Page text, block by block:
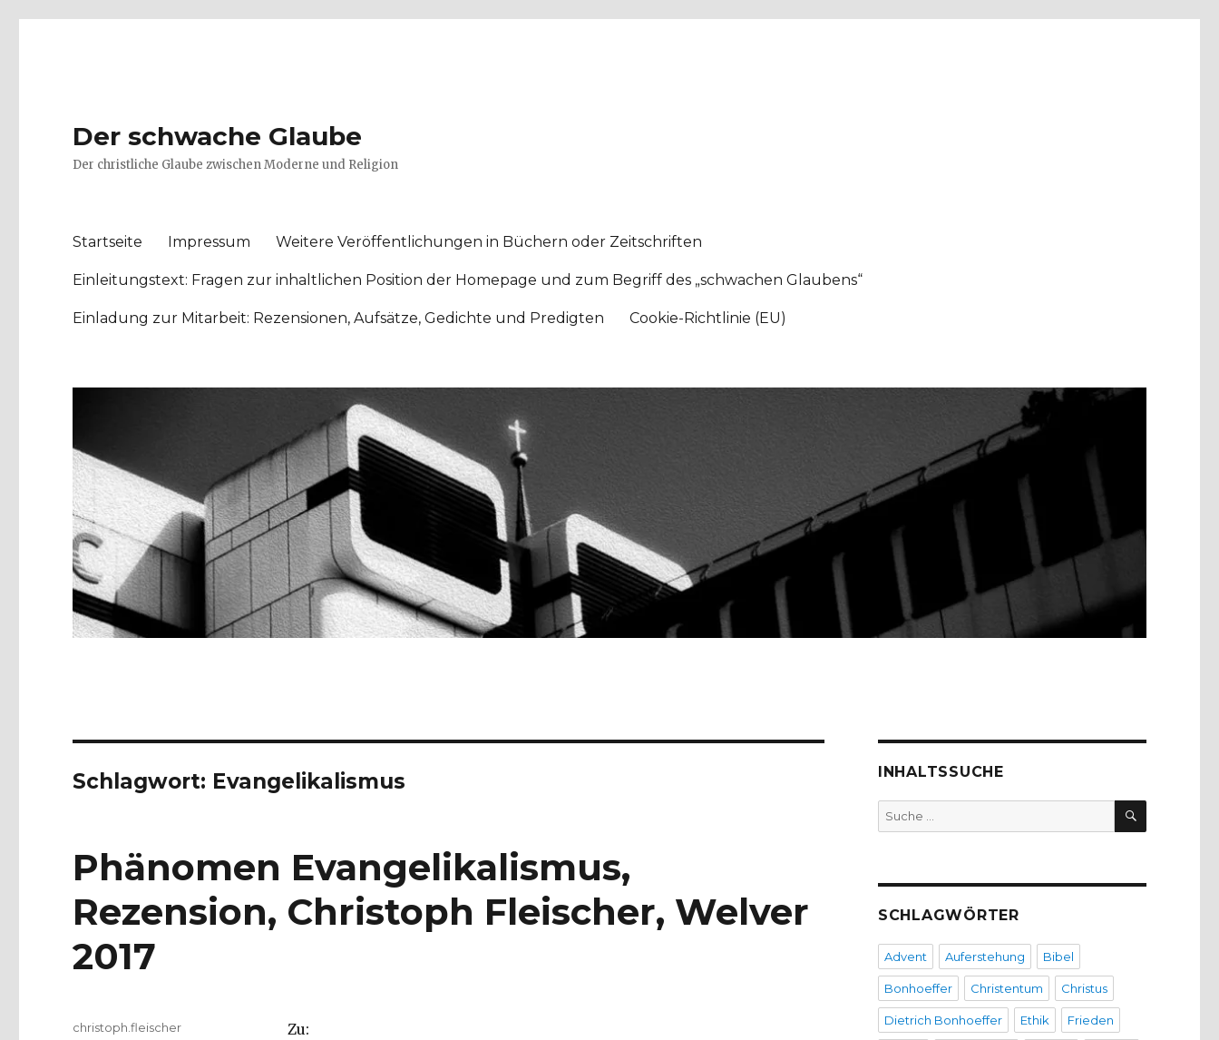
Der schwache Glaube
Der christliche Glaube zwischen Moderne und Religion
Startseite Impressum Weitere Veröffentlichungen in Büchern oder Zeitschriften
Einleitungstext: Fragen zur inhaltlichen Position der Homepage und zum Begriff des „schwachen Glaubens“
Einladung zur Mitarbeit: Rezensionen, Aufsätze, Gedichte und Predigten Cookie-Richtlinie (EU)
Schlagwort: Evangelikalismus
Phänomen Evangelikalismus,
Rezension, Christoph Fleischer, Welver
2017
Zu:
Autor
christoph.fleischer
INHALTSSUCHE
Suche
nach:
SUCHEN
SCHLAGWÖRTER
Advent Auferstehung Bibel
Bonhoeffer Christentum Christus
Dietrich Bonhoeffer Ethik Frieden